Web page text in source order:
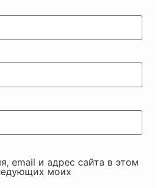
email и адрес сайта в этом
моих